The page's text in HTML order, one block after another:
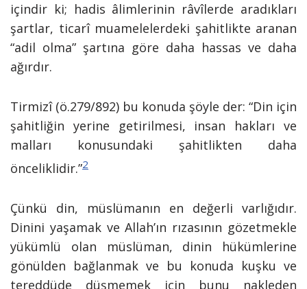
içindir ki; hadis âlimlerinin râvîlerde aradıkları
şartlar, ticarî muamelelerdeki şahitlikte aranan
“adil olma” şartına göre daha hassas ve daha
ağırdır.
Tirmizî (ö.279/892) bu konuda şöyle der: “Din için
şahitliğin yerine getirilmesi, insan hakları ve
malları konusundaki şahitlikten daha
önceliklidir.”2
Çünkü din, müslümanın en değerli varlığıdır.
Dinini yaşamak ve Allah’ın rızasının gözetmekle
yükümlü olan müslüman, dinin hükümlerine
gönülden bağlanmak ve bu konuda kuşku ve
tereddüde düşmemek için bunu nakleden